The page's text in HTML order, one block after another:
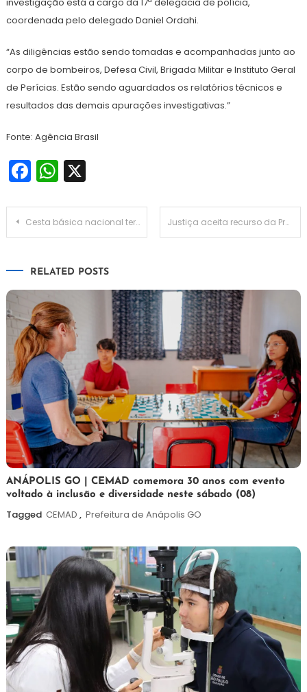
coordenada pelo delegado Daniel Ordahi.
“As diligências estão sendo tomadas e acompanhadas junto ao
corpo de bombeiros, Defesa Civil, Brigada Militar e Instituto Geral
de Perícias. Estão sendo aguardados os relatórios técnicos e
resultados das demais apurações investigativas.”
Fonte: Agência Brasil
Facebook
WhatsApp
X
Navegação
Cesta básica nacional terá 15 alimentos com imposto zerado Justiça aceita recurso da Procuradoria Geral do Estado e libera trem que vai ligar São Paulo a Campinas
RELATED POSTS
7
de
agosto
Maurilio
ANÁPOLIS GO | CEMAD comemora 30 anos com evento
voltado à inclusão e diversidade neste sábado (08)
Tagged CEMAD , Prefeitura de Anápolis GO